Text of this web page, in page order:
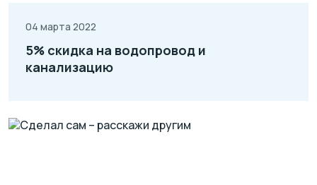
04 марта 2022
5% скидка на водопровод и
канализацию